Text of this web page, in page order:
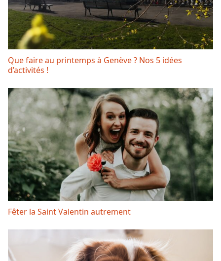
Que faire au printemps à Genève ? Nos 5 idées
d’activités !
Fêter la Saint Valentin autrement